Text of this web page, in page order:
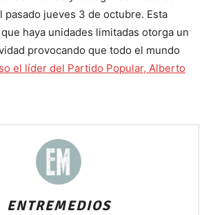
pasado jueves 3 de octubre. Esta
haya unidades limitadas otorga un
provocando que todo el mundo
el líder del Partido Popular, Alberto
ENTREMEDIOS